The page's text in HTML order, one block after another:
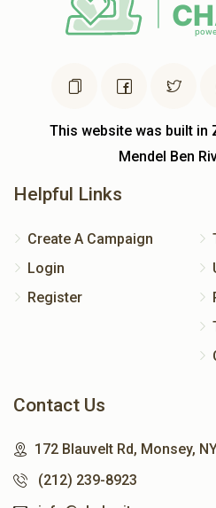
This website was built in
Mendel Ben
Helpful Links
Create A Campaign
Login
Register
Contact Us
172 Blauvelt Rd, Monsey,
(212) 239-8923